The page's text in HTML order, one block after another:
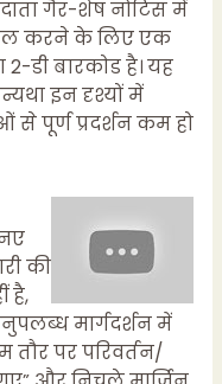
गैर-शेष नोटिस में
करने के लिए एक
डी बारकोड है। यह
इन दृश्यों में
पूर्ण प्रदर्शन कम हो
की
है,
मार्गदर्शन में
पर परिवर्तन/